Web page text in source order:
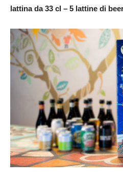
lattina da 33 cl – 5 lattine di